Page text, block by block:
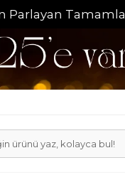
Tamamlayıcısı